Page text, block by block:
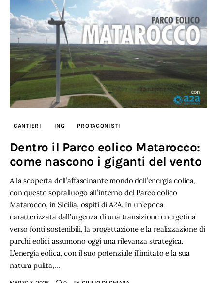
CANTIERI ING PROTAGONISTI
Dentro il Parco eolico Matarocco:
come nascono i giganti del vento
Alla scoperta dell’affascinante mondo dell’energia eolica,
con questo sopralluogo all’interno del Parco eolico
Matarocco, in Sicilia, ospiti di A2A. In un’epoca
caratterizzata dall’urgenza di una transizione energetica
verso fonti sostenibili, la progettazione e la realizzazione di
parchi eolici assumono oggi una rilevanza strategica.
L’energia eolica, con il suo potenziale illimitato e la sua
natura pulita,…